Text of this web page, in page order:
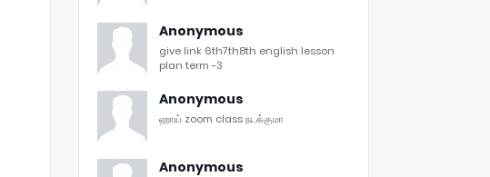
Anonymous
give link 6th7th8th english lesson
plan term -3
Anonymous
ஹாய் zoom class நடக்குமா
Anonymous